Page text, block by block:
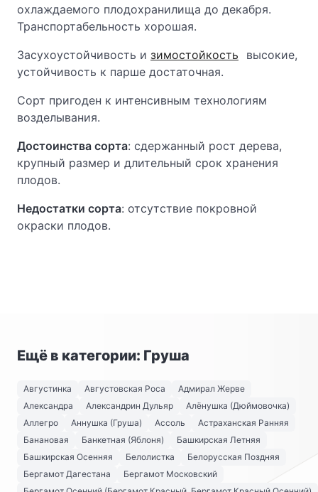
охлаждаемого плодохранилища до декабря.
Транспортабельность хорошая.
Засухоустойчивость и зимостойкость
высокие,
устойчивость к парше достаточная.
Сорт пригоден к интенсивным технологиям
возделывания.
Достоинства сорта: сдержанный рост дерева,
крупный размер и длительный срок хранения
плодов.
Недостатки сорта: отсутствие покровной
окраски плодов.
Ещё в категории: Груша
Августинка Августовская Роса
Адмирал Жерве
Александра
Александрин Дульяр
Алёнушка (Дюймовочка)
Аллегро
Аннушка (Груша) Ассоль
Астраханская Ранняя
Банановая
Банкетная (Яблоня)
Башкирская Летняя
Башкирская Осенняя
Белолистка
Белорусская Поздняя
Бергамот Дагестана
Бергамот Московский